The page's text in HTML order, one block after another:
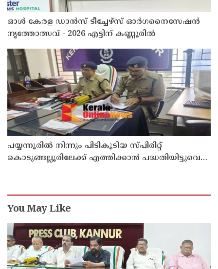
ഓൾ കേരള ഡാൻസ് ടീച്ചേഴ്സ് ഓർഗനൈസേഷൻ
നൃത്തോത്സവ് - 2026 എട്ടിന് കണ്ണൂരിൽ
പയ്യന്നൂരിൽ നിന്നും പിടികൂടിയ സ്പിരിറ്റ്
കൊടുങ്ങല്ലൂരിലേക്ക് എത്തിക്കാൻ പദ്ധതിയിട്ടുവെന്ന്
You May Like